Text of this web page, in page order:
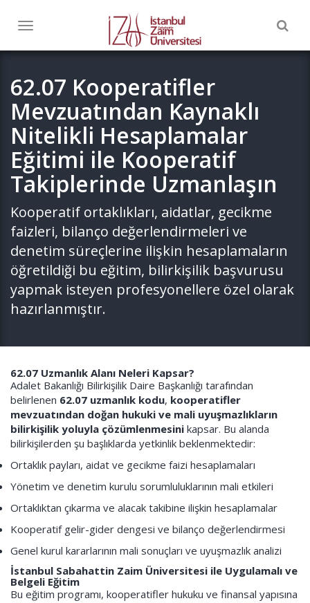
Toggle
62.07 Kooperatifler
Mevzuatından Kaynaklı
Nitelikli Hesaplamalar
Eğitimi ile Kooperatif
Takiplerinde Uzmanlaşın
Kooperatif ortaklıkları, aidatlar, gecikme
faizleri, bilanço değerlendirmeleri ve
denetim süreçlerine ilişkin hesaplamaların
öğretildiği bu eğitim, bilirkişilik başvurusu
yapmak isteyen profesyonellere özel olarak
hazırlanmıştır.
62.07 Uzmanlık Alanı Neleri Kapsar?
Adalet Bakanlığı Bilirkişilik Daire Başkanlığı tarafından
belirlenen 62.07 uzmanlık kodu, kooperatifler
mevzuatından doğan hukuki ve mali uyuşmazlıkların
bilirkişilik yoluyla çözümlenmesini kapsar. Bu alanda
bilirkişilerden şu başlıklarda yetkinlik beklenmektedir:
Ortaklık payları, aidat ve gecikme faizi hesaplamaları
Yönetim ve denetim kurulu sorumluluklarının mali etkileri
Ortaklıktan çıkarma ve alacak takibine ilişkin hesaplamalar
Kooperatif gelir-gider dengesi ve bilanço değerlendirmesi
Genel kurul kararlarının mali sonuçları ve uyuşmazlık analizi
İstanbul Sabahattin Zaim Üniversitesi ile Uygulamalı ve
Belgeli Eğitim
Bu eğitim programı, kooperatifler hukuku ve finansal yapısına